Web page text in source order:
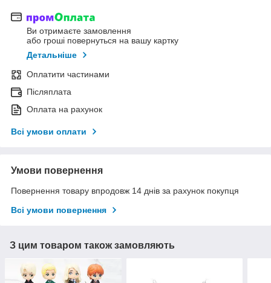
Ви отримаєте замовлення
або гроші повернуться на вашу картку
Детальніше
Оплатити частинами
Післяплата
Оплата на рахунок
Всі умови оплати
Умови повернення
Повернення товару впродовж 14 днів за рахунок покупця
Всі умови повернення
З цим товаром також замовляють